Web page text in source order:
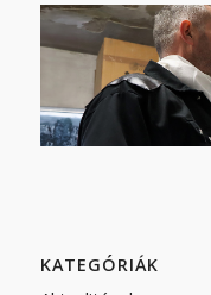
KATEGÓRIÁK